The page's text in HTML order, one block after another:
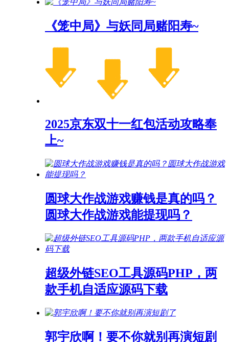
《笼中局》与妖同局赌阳寿~
2025京东双十一红包活动攻略奉
上~
圆球大作战游戏赚钱是真的吗？
圆球大作战游戏能提现吗？
超级外链SEO工具源码PHP，两
款手机自适应源码下载
郭宇欣啊！要不你就别再演短剧